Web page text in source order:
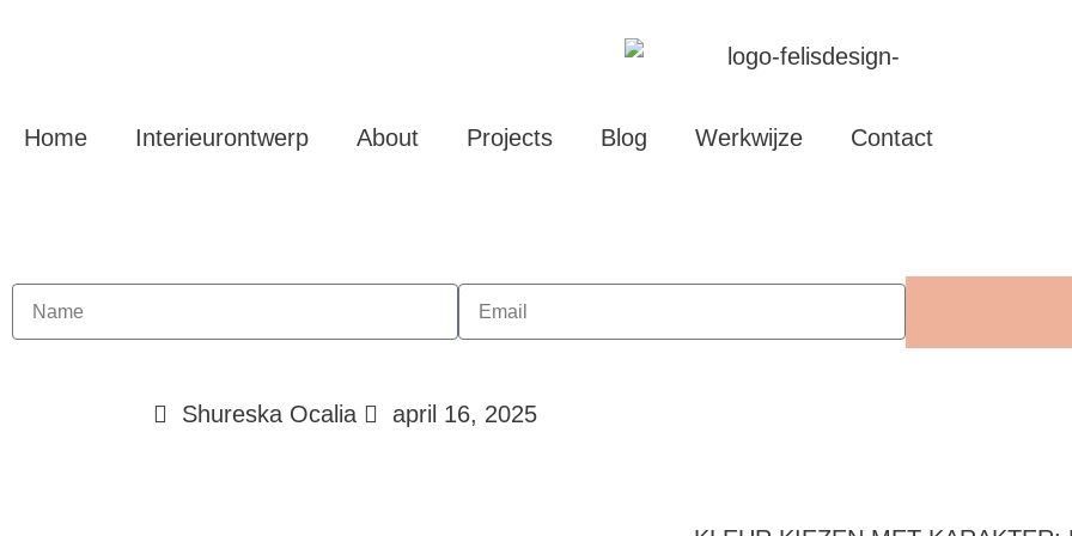
Home Interieurontwerp About Projects Blog Werkwijze Contact
Shureska Ocalia april 16, 2025